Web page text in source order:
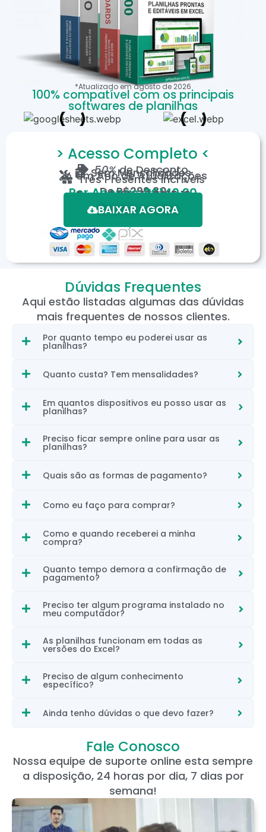
*Atualizado emagostode 2026
100% compatível com os principais
softwares de planilhas
> Acesso Completo <
50%de Desconto
Sem Mensalidades
Um Ano de Atualizações
Três Presentes Incríveis
DeR$299,80
Por Apenas: R$149,90
Em até 12X de R$15,19
*Oferta válida por tempo limitado.
BAIXAR AGORA
Dúvidas Frequentes
Aqui estão listadas algumas das dúvidas
mais frequentes de nossos clientes.
Por quanto tempo eu poderei usar as
planilhas?
Quanto custa? Tem mensalidades?
Em quantos dispositivos eu posso usar as
planilhas?
Preciso ficar sempre online para usar as
planilhas?
Quais são as formas de pagamento?
Como eu faço para comprar?
Como e quando receberei a minha
compra?
Quanto tempo demora a confirmação de
pagamento?
Preciso ter algum programa instalado no
meu computador?
As planilhas funcionam em todas as
versões do Excel?
Preciso de algum conhecimento
específico?
Ainda tenho dúvidas o que devo fazer?
Fale Conosco
Nossa equipe de suporte online esta sempre
a disposição, 24 horas por dia, 7 dias por
semana!